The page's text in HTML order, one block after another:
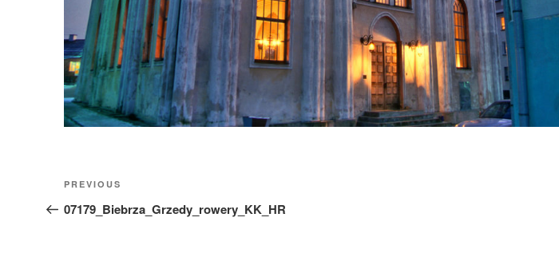
Nawigacja
wpisu
Previous
Post
PREVIOUS
07179_Biebrza_Grzedy_rowery_KK_HR